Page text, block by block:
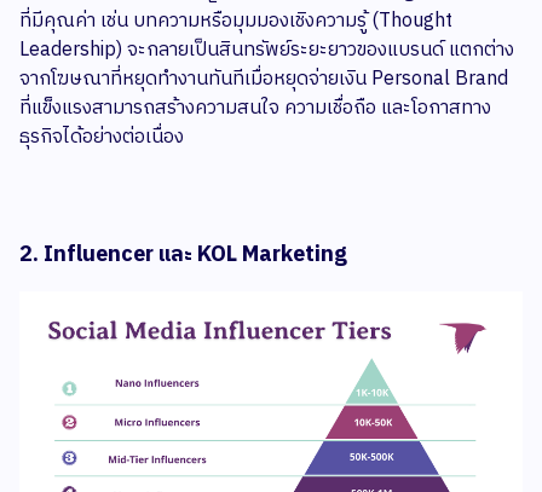
ที่มีคุณค่า เช่น บทความหรือมุมมองเชิงความรู้ (Thought
Leadership) จะกลายเป็นสินทรัพย์ระยะยาวของแบรนด์ แตกต่าง
จากโฆษณาที่หยุดทำงานทันทีเมื่อหยุดจ่ายเงิน Personal Brand
ที่แข็งแรงสามารถสร้างความสนใจ ความเชื่อถือ และโอกาสทาง
ธุรกิจได้อย่างต่อเนื่อง
2. Influencer และ KOL Marketing